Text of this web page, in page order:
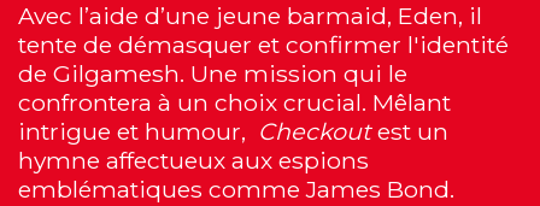
Avec l’aide d’une jeune barmaid, Eden, il
tente de démasquer et confirmer l'identité
de Gilgamesh. Une mission qui le
confrontera à un choix crucial. Mêlant
intrigue et humour, Checkoutest un
hymne affectueux aux espions
emblématiques comme James Bond.